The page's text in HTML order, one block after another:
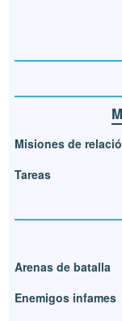
Misiones de
Tareas
Arenas de batalla
Enemigos infames